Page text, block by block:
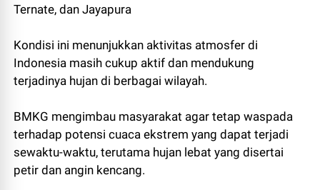
Ternate, dan Jayapura
Kondisi ini menunjukkan aktivitas atmosfer di
Indonesia masih cukup aktif dan mendukung
terjadinya hujan di berbagai wilayah.
BMKG mengimbau masyarakat agar tetap waspada
terhadap potensi cuaca ekstrem yang dapat terjadi
sewaktu-waktu, terutama hujan lebat yang disertai
petir dan angin kencang.